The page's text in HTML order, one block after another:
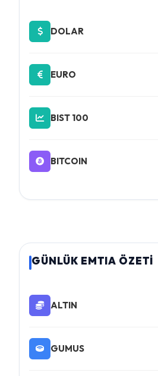
DOLAR
EURO
BIST 100
BITCOIN
GÜNLÜK EMTIA ÖZETİ
ALTIN
GUMUS